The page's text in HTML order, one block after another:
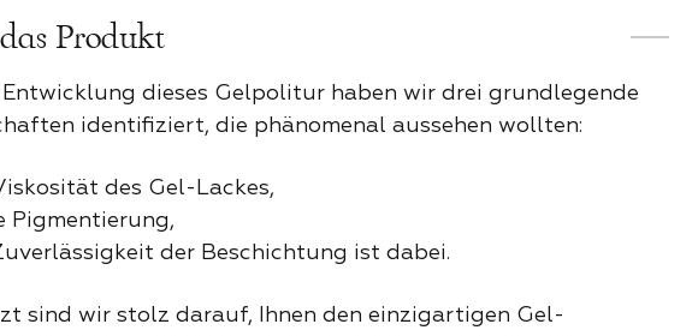
Klassische Auswahl
Neon-Paradies
Eckenheber
Nagelhautschieber
Puscher
Nagelfräser und Bits
Produkt
Entwicklung dieses Gelpolitur haben wir drei grundlegende
identifiziert, die phänomenal aussehen wollten:
des Gel-Lackes,
Pigmentierung,
der Beschichtung ist dabei.
sind wir stolz darauf, Ihnen den einzigartigen Gel-